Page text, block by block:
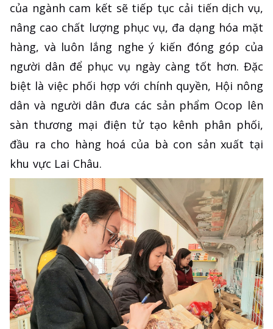
của ngành cam kết sẽ tiếp tục cải tiến dịch vụ,
nâng cao chất lượng phục vụ, đa dạng hóa mặt
hàng, và luôn lắng nghe ý kiến đóng góp của
người dân để phục vụ ngày càng tốt hơn. Đặc
biệt là việc phối hợp với chính quyền, Hội nông
dân và người dân đưa các sản phẩm Ocop lên
sàn thương mại điện tử tạo kênh phân phối,
đầu ra cho hàng hoá của bà con sản xuất tại
khu vực Lai Châu.